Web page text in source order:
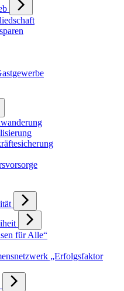
für Alle“
„Erfolgsfaktor